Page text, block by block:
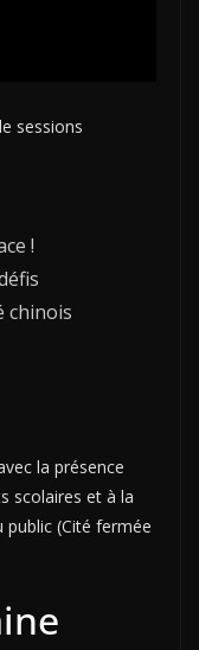
sessions
!
chinois
la présence
scolaires et à la
public (Cité fermée